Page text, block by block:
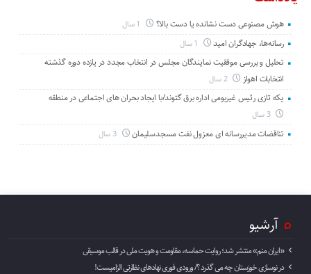
هوش مصنوعی دست نشانده یا دست بالا؟
رسانه‌ها، جهادگران امید
تحلیل و بررسی موفقیت نمایندگان مجلس در انتخاب مجدد در یازده دوره گذشته
انتخابات اهواز
2 سال
یکه تازی رئیس غیربومی اداره برق گتوند/با ایجاد بحران های اجتماعی در منطقه
3 سال
تناقضات مدیررسانه ای معزول نفت مسجدسلیمان 3 سال
آرشیو
«ایران منم» منتشر شد؛ روایت حماسه، مقاومت و هویت ملی در قالب موسیقی
در نوسازی خوزستان چه می گذرد ؟/ ورودی فوری نهادهای نظارتی الزامیست!